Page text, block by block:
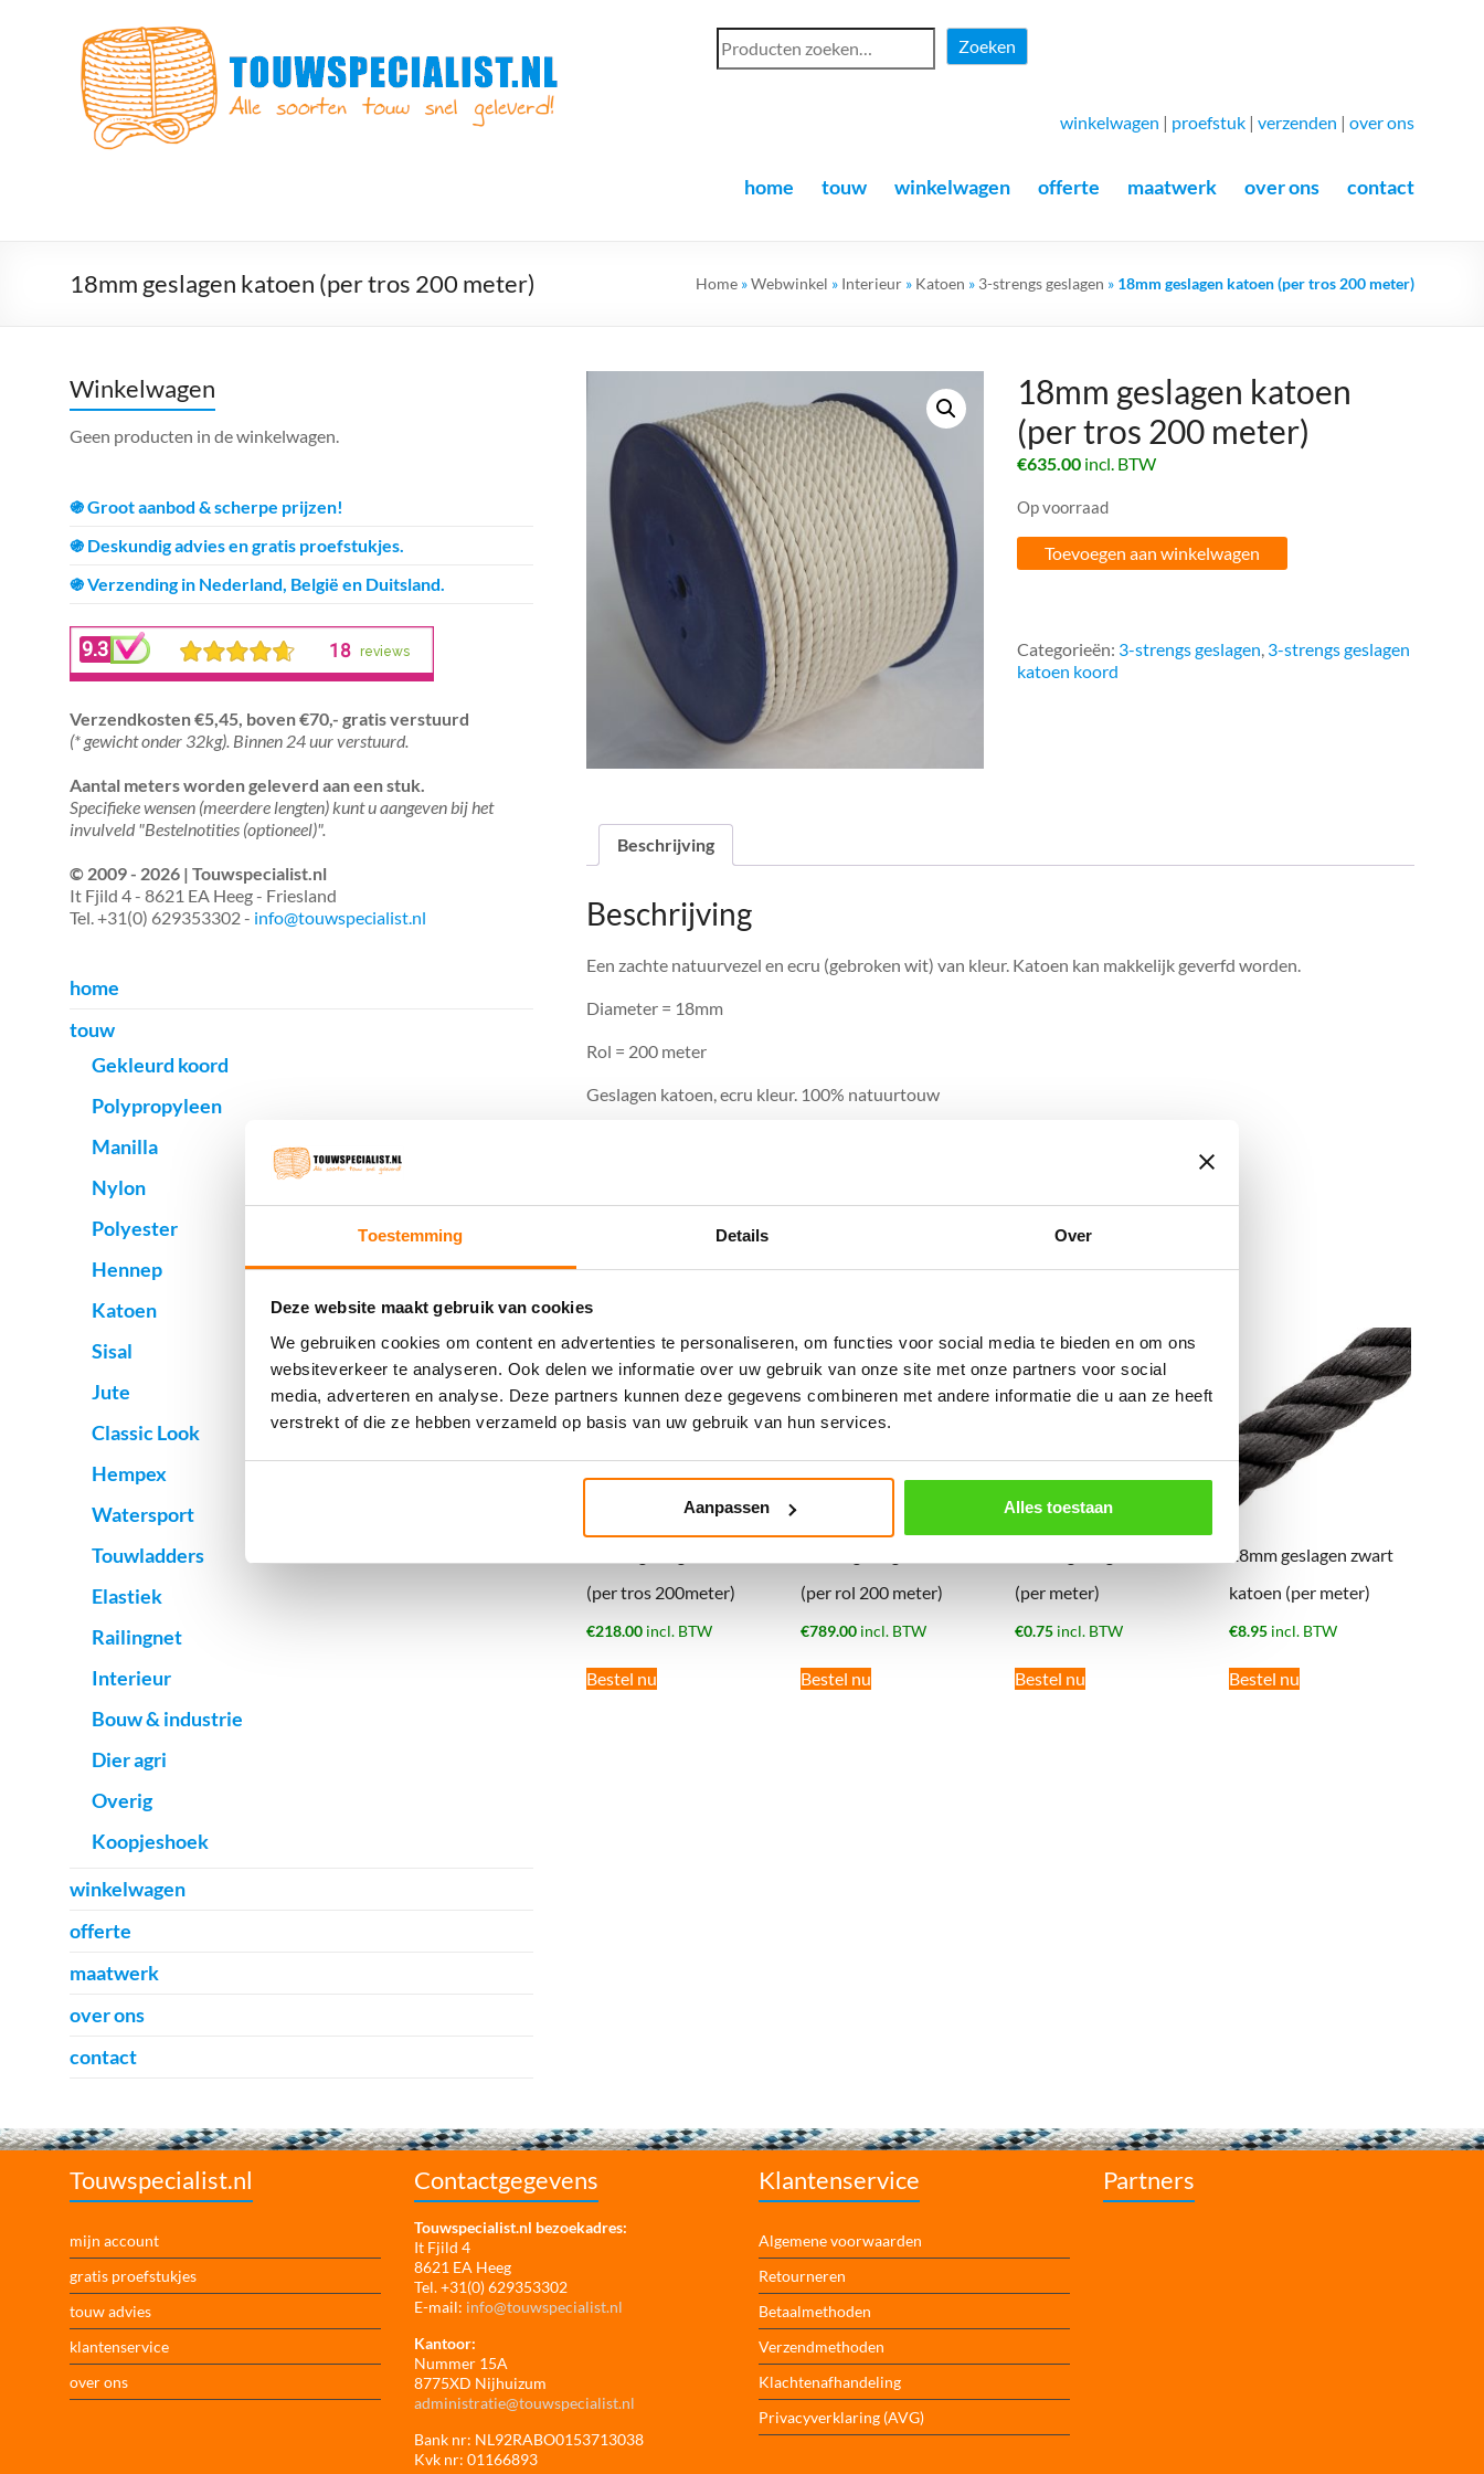
Toestemming Details Over
Deze website maakt gebruik van cookies
We gebruiken cookies om content en advertenties te personaliseren, om functies voor social media te bieden en om ons
websiteverkeer te analyseren. Ook delen we informatie over uw gebruik van onze site met onze partners voor social
media, adverteren en analyse. Deze partners kunnen deze gegevens combineren met andere informatie die u aan ze heeft
verstrekt of die ze hebben verzameld op basis van uw gebruik van hun services.
Aanpassen Alles toestaan
Touwspecialist.nl
Touwspecialist.nl,
het
adres
en
goed
Zoeken
winkelwagen | proefstuk | verzenden | over ons
home touw winkelwagen offerte maatwerk over ons contact
18mm geslagen katoen (per tros 200 meter) Home »Webwinkel » Interieur » Katoen » 3-strengs geslagen » 18mm geslagen katoen (per tros 200 meter)
18mm geslagen katoen
(per tros 200 meter)
€635.00 incl. BTW
Op voorraad
18mm
geslagen
200
meter)
Toevoegen aan winkelwagen
Categorieën: 3-strengs geslagen, 3-strengs geslagen
katoen koord
Beschrijving
Beschrijving
Een zachte natuurvezel en ecru (gebroken wit) van kleur. Katoen kan makkelijk geverfd worden.
Diameter = 18mm
Rol = 200 meter
Geslagen katoen, ecru kleur. 100% natuurtouw
Wit / ecru kleur
(per tros 200meter)
€218.00 incl. BTW
Bestel nu
(per rol 200 meter)
€789.00 incl. BTW
Bestel nu
(per meter)
€0.75 incl. BTW
Bestel nu
18mm geslagen zwart
katoen (per meter)
€8.95 incl. BTW
Bestel nu
Winkelwagen
Geen producten in de winkelwagen.
֍ Groot aanbod & scherpe prijzen!
֍ Deskundig advies en gratis proefstukjes.
֍ Verzending in Nederland, België en Duitsland.
Verzendkosten €5,45, boven €70,- gratis verstuurd
(* gewicht onder 32kg). Binnen 24 uur verstuurd.
Aantal meters worden geleverd aan een stuk.
Specifieke wensen (meerdere lengten) kunt u aangeven bij het
invulveld "Bestelnotities (optioneel)".
© 2009 - 2026 | Touwspecialist.nl
It Fjild 4 - 8621 EA Heeg - Friesland
Tel. +31(0) 629353302 - info@touwspecialist.nl
home
touw
Gekleurd koord
Polypropyleen
Manilla
Nylon
Polyester
Hennep
Katoen
Sisal
Jute
Classic Look
Hempex
Watersport
Touwladders
Elastiek
Railingnet
Interieur
Bouw & industrie
Dier agri
Overig
Koopjeshoek
winkelwagen
offerte
maatwerk
over ons
contact
Touwspecialist.nl
mijn account
gratis proefstukjes
touw advies
klantenservice
over ons
Contactgegevens
Touwspecialist.nl bezoekadres:
It Fjild 4
8621 EA Heeg
Tel. +31(0) 629353302
E-mail: info@touwspecialist.nl
Kantoor:
Nummer 15A
8775XD Nijhuizum
administratie@touwspecialist.nl
Bank nr: NL92RABO0153713038
Kvk nr: 01166893
Klantenservice
Algemene voorwaarden
Retourneren
Betaalmethoden
Verzendmethoden
Klachtenafhandeling
Privacyverklaring (AVG)
Partners